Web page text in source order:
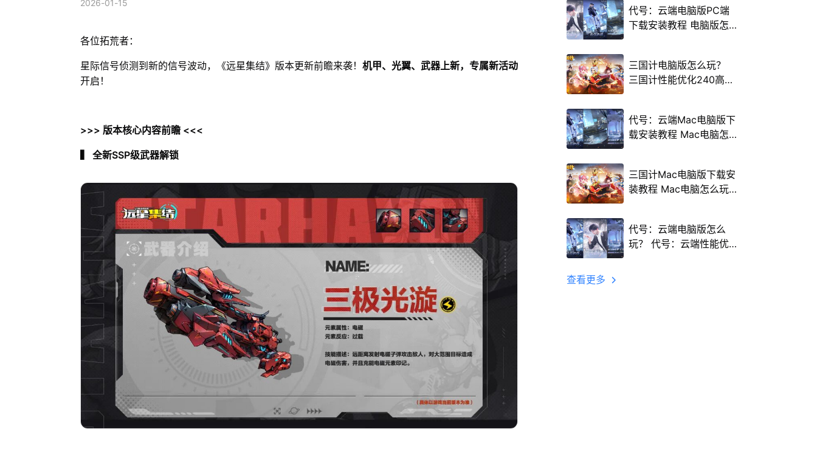
2026-01-15
各位拓荒者：
星际信号侦测到新的信号波动，《远星集结》版本更新前瞻来袭！ 机甲、光翼、武器上新，专属新活动
开启！
>>> 版本核心内容前瞻 <<<
▍ 全新SSP级武器解锁
代号：云端电脑版PC端
下载安装教程 电脑版怎
三国计电脑版怎么玩？
三国计性能优化240高帧
代号：云端Mac电脑版下
载安装教程 Mac电脑怎
三国计Mac电脑版下载安
装教程 Mac电脑怎么玩
代号：云端电脑版怎么
玩？ 代号：云端性能优
查看更多